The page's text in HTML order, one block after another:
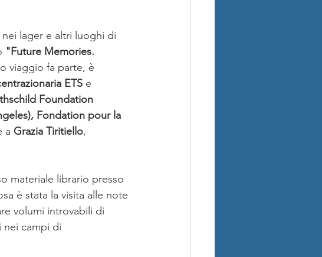
lager e altri luoghi di
"Future Memories.
viaggio fa parte, è
ETS e
Foundation
Fondation pour la
a Grazia Tiritiello,
materiale librario presso
è stata la visita alle note
volumi introvabili di
nei campi di